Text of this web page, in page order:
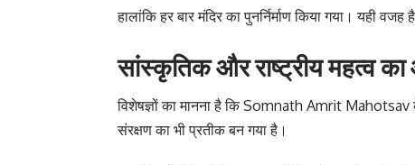
हालांकि हर बार मंदिर का पुनर्निर्माण किया गया। यही
सांस्कृतिक और राष्ट्रीय महत्व
विशेषज्ञों का मानना है कि Somnath Amrit
संरक्षण का भी प्रतीक बन गया है।